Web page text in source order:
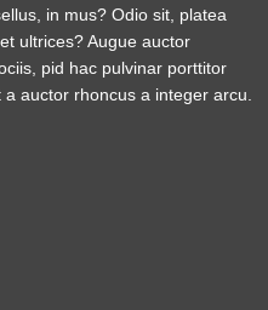
in mus? Odio sit, platea
ultrices? Augue auctor
pid hac pulvinar porttitor
auctor rhoncus a integer arcu.